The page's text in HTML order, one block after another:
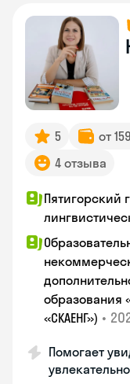
5 от
4 отзыва
Пятигорский
образования
«СКАЕНГ») •
Помогает